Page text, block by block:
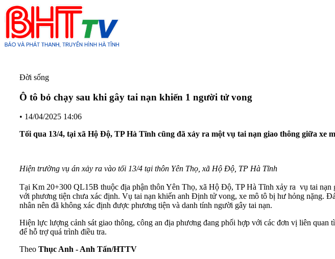
Đời sống
Ô tô bỏ chạy sau khi gây tai nạn khiến 1 người tử vong
• 14/04/2025 14:06
Tối qua 13/4, tại xã Hộ Độ, TP Hà Tĩnh cũng đã xảy ra một vụ tai nạn giao thông giữa
Hiện trường vụ án xảy ra vào tối 13/4 tại thôn Yên Thọ, xã Hộ Độ, TP Hà Tĩnh
Tại Km 20+300 QL15B thuộc địa phận thôn Yên Thọ, xã Hộ Độ, TP Hà Tĩnh xảy ra vụ tai
với phương tiện chưa xác định. Vụ tai nạn khiến anh Định tử vong, xe mô tô bị hư hỏng nặng.
nhân nên đã không xác định được phương tiện và danh tính người gây tai nạn.
Hiện lực lượng cảnh sát giao thông, công an địa phương đang phối hợp với các đơn vị liên
để hỗ trợ quá trình điều tra.
Theo Thục Anh - Anh Tấn/HTTV